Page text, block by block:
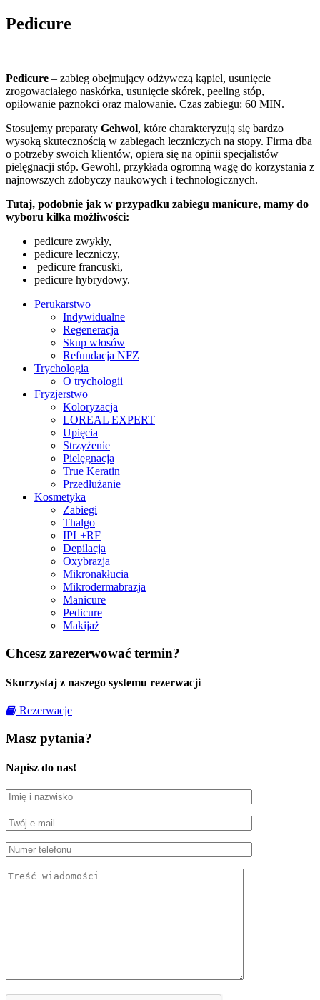
Pedicure
Pedicure – zabieg obejmujący odżywczą kąpiel, usunięcie
zrogowaciałego naskórka, usunięcie skórek, peeling stóp,
opiłowanie paznokci oraz malowanie. Czas zabiegu: 60 MIN.
Stosujemy preparaty Gehwol, które charakteryzują się bardzo
wysoką skutecznością w zabiegach leczniczych na stopy. Firma dba
o potrzeby swoich klientów, opiera się na opinii specjalistów
pielęgnacji stóp. Gewohl, przykłada ogromną wagę do korzystania z
najnowszych zdobyczy naukowych i technologicznych.
Tutaj, podobnie jak w przypadku zabiegu manicure, mamy do
wyboru kilka możliwości:
pedicure zwykły,
pedicure leczniczy,
pedicure francuski,
pedicure hybrydowy.
Perukarstwo
Indywidualne
Regeneracja
Skup włosów
Refundacja NFZ
Trychologia
O trychologii
Fryzjerstwo
Koloryzacja
LOREAL EXPERT
Upięcia
Strzyżenie
Pielęgnacja
True Keratin
Przedłużanie
Kosmetyka
Zabiegi
Thalgo
IPL+RF
Depilacja
Oxybrazja
Mikronakłucia
Mikrodermabrazja
Manicure
Pedicure
Makijaż
Chcesz zarezerwować termin?
Skorzystaj z naszego systemu rezerwacji
Rezerwacje
Masz pytania?
Napisz do nas!